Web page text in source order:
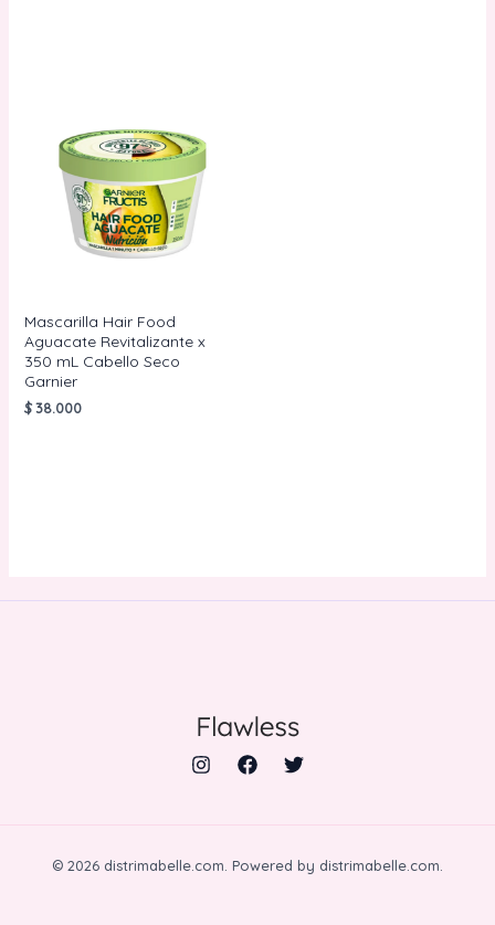
Mascarilla Hair Food
Aguacate Revitalizante x
350 mL Cabello Seco
Garnier
$38.000
© 2026 distrimabelle.com. Powered by distrimabelle.com.